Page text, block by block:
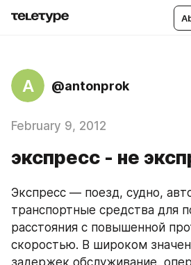
A @antonprok
February 9, 2012
экспресс - не
Экспресс — поезд, судно,
транспортные средства для
расстояния с повышенной
скоростью. В широком
задержек обслуживание,